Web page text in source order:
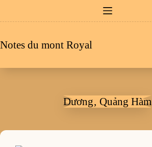
au
Notes du mont Royal
Dương‚ Quảng Hàm